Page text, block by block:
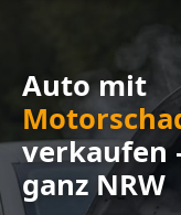
Auto mit
verkaufen
ganz NRW